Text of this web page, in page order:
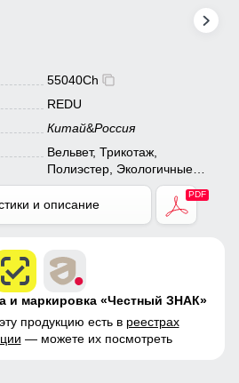
55040Ch
REDU
Китай&Россия
Вельвет, Трикотаж,
Полиэстер, Экологичные
материалы
и описание
и маркировка «Честный ЗНАК»
продукцию есть в реестрах
— можете их посмотреть